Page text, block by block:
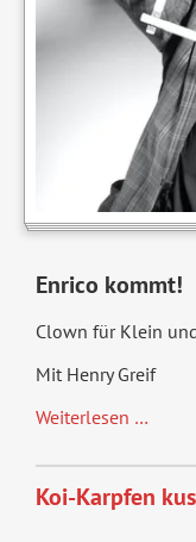
Enrico kommt!
Clown für Klein
Mit Henry Greif
Weiterlesen …Enrico
Koi-Karpfen